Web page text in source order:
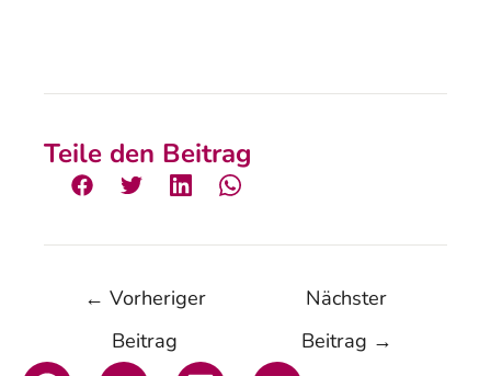
Teile den Beitrag
← Vorheriger
Beitrag
Nächster
Beitrag →